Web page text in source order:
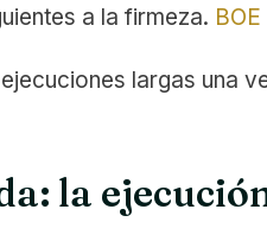
a la firmeza. BOE
largas una
la